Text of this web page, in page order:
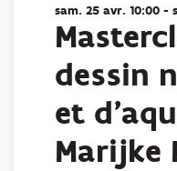
dessin
et
Marijke
sam. 25 avr. 10:00 -